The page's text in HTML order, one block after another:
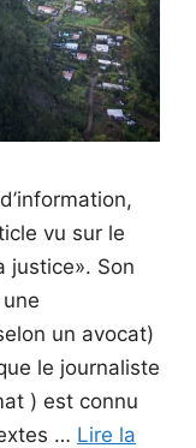
vu sur le
justice». Son
un avocat)
le journaliste
) est connu
… Lire la